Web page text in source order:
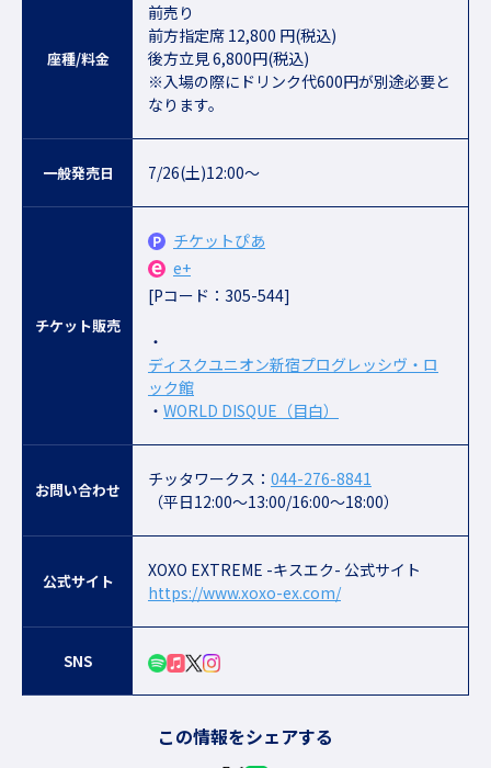
座種/料金
前売り
前方指定席 12,800 円(税込)
後方立見 6,800円(税込)
※入場の際にドリンク代600円が別途必要と
なります。
一般発売日 7/26(土)12:00～
チケット販売
チケットぴあ
e+
[Pコード：305-544]
・
ディスクユニオン新宿プログレッシヴ・ロ
ック館
・ WORLD DISQUE（目白）
お問い合わせ
チッタワークス： 044-276-8841
（平日12:00〜13:00/16:00〜18:00）
公式サイト
XOXO EXTREME -キスエク- 公式サイト
https://www.xoxo-ex.com/
SNS
この情報をシェアする